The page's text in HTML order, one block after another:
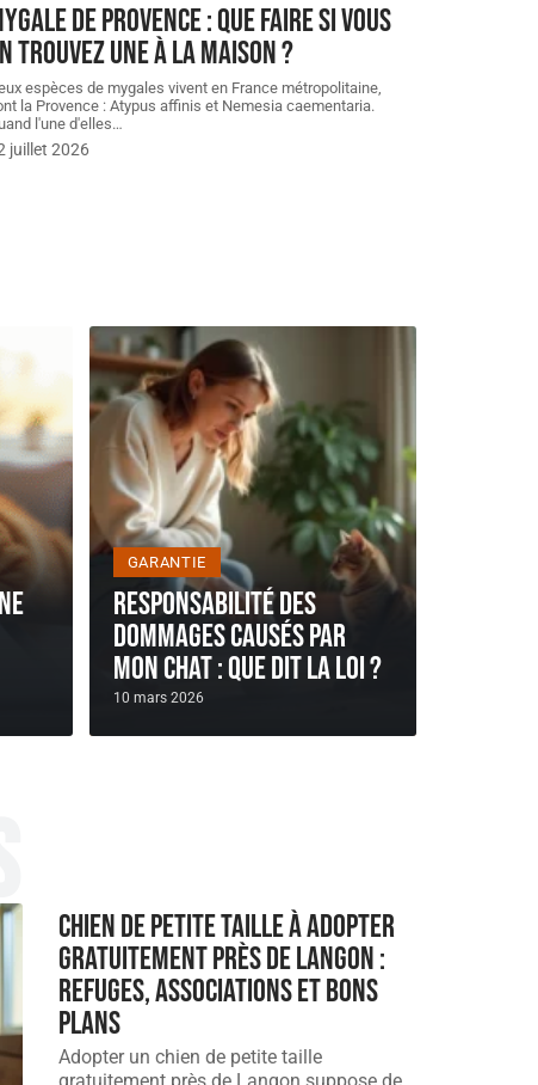
de provence : que faire si vous
trouvez une à la maison ?
espèces de mygales vivent en France métropolitaine,
la Provence : Atypus affinis et Nemesia caementaria.
l'une d'elles…
juillet 2026
GARANTIE
Responsabilité des
dommages causés par
mon chat : que dit la loi ?
10 mars 2026
Chien de petite taille à adopter
gratuitement près de langon :
refuges, associations et bons
plans
Adopter un chien de petite taille